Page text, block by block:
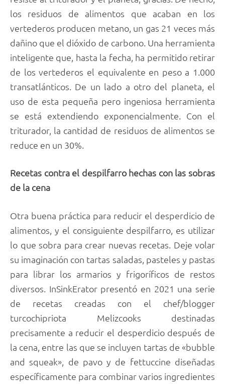
los residuos de alimentos que acaban en los
vertederos producen metano, un gas 21 veces más
dañino que el dióxido de carbono. Una herramienta
inteligente que, hasta la fecha, ha permitido retirar
de los vertederos el equivalente en peso a 1.000
transatlánticos. De un lado a otro del planeta, el
uso de esta pequeña pero ingeniosa herramienta
se está extendiendo exponencialmente. Con el
triturador, la cantidad de residuos de alimentos se
reduce en un 30%.
Recetas contra el despilfarro hechas con las sobras
de la cena
Otra buena práctica para reducir el desperdicio de
alimentos, y el consiguiente despilfarro, es utilizar
lo que sobra para crear nuevas recetas. Deje volar
su imaginación con tartas saladas, pasteles y pastas
para librar los armarios y frigoríficos de restos
diversos. InSinkErator presentó en 2021 una serie
de recetas creadas con el chef/blogger
turcochipriota Melizcooks destinadas
precisamente a reducir el desperdicio después de
la cena, entre las que se incluyen tartas de «bubble
and squeak», de pavo y de fettuccine diseñadas
específicamente para combinar varios ingredientes